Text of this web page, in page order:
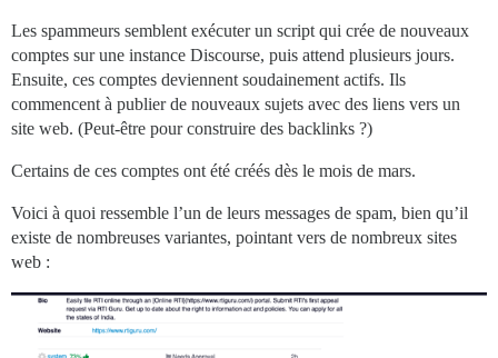
Les spammeurs semblent exécuter un script qui crée de nouveaux
comptes sur une instance Discourse, puis attend plusieurs jours.
Ensuite, ces comptes deviennent soudainement actifs. Ils
commencent à publier de nouveaux sujets avec des liens vers un
site web. (Peut-être pour construire des backlinks ?)
Certains de ces comptes ont été créés dès le mois de mars.
Voici à quoi ressemble l’un de leurs messages de spam, bien qu’il
existe de nombreuses variantes, pointant vers de nombreux sites
web :